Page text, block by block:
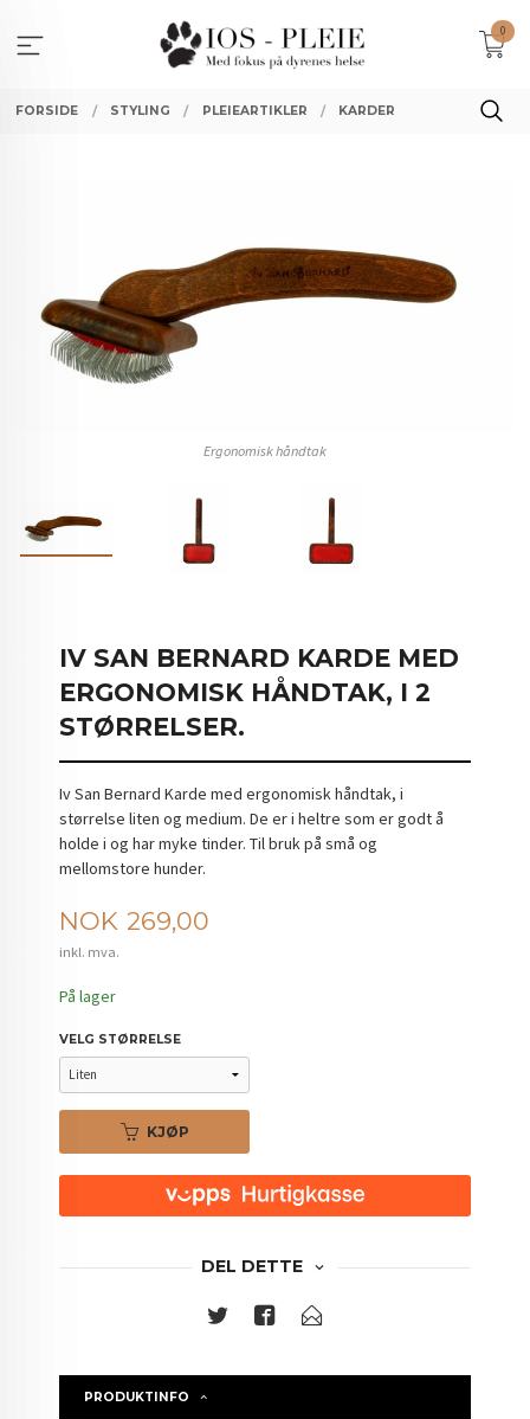
innholdet
0
FORSIDE STYLING PLEIEARTIKLER KARDER
Ergonomisk håndtak
IV SAN BERNARD KARDE MED
ERGONOMISK HÅNDTAK, I 2
STØRRELSER.
Iv San Bernard Karde med ergonomisk håndtak, i
størrelse liten og medium. De er i heltre som er godt å
holde i og har myke tinder. Til bruk på små og
mellomstore hunder.
Pris
NOK 269,00
inkl. mva.
På lager
VELG STØRRELSE
KJØP
DEL DETTE
PRODUKTINFO